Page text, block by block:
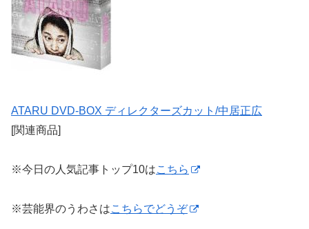
ATARU DVD-BOX ディレクターズカット/中居正広
[関連商品]
※今日の人気記事トップ10はこちら
※芸能界のうわさはこちらでどうぞ